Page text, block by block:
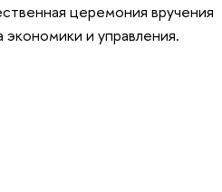
церемония вручения
и управления.